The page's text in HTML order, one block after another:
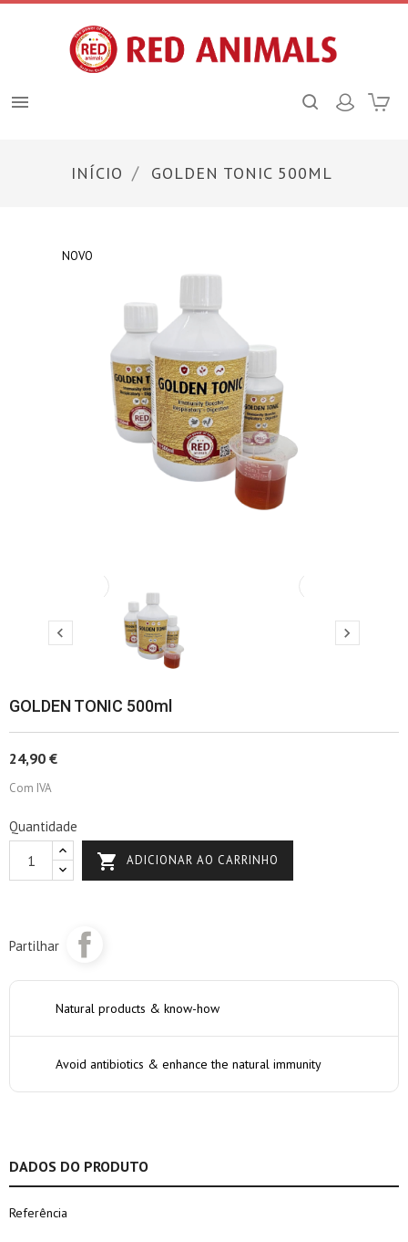

INÍCIO GOLDEN TONIC 500ML
NOVO
 
GOLDEN TONIC 500ml
24,90 €
Com IVA
Quantidade
 ADICIONAR AO CARRINHO
Partilhar
Natural products & know-how
Avoid antibiotics & enhance the natural immunity
DADOS DO PRODUTO
Referência